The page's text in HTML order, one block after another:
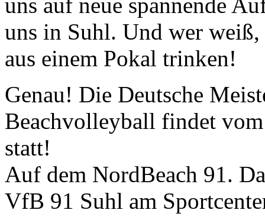
uns in Suhl. Und wer
aus einem Pokal trinken!
Genau! Die Deutsche
Beachvolleyball findet
statt!
Auf dem NordBeach 91.
VfB 91 Suhl am